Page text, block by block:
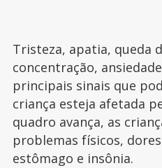
Tristeza, apatia, queda
concentração,
principais sinais que
criança esteja afetada
quadro avança, as
problemas físicos,
estômago e insônia.